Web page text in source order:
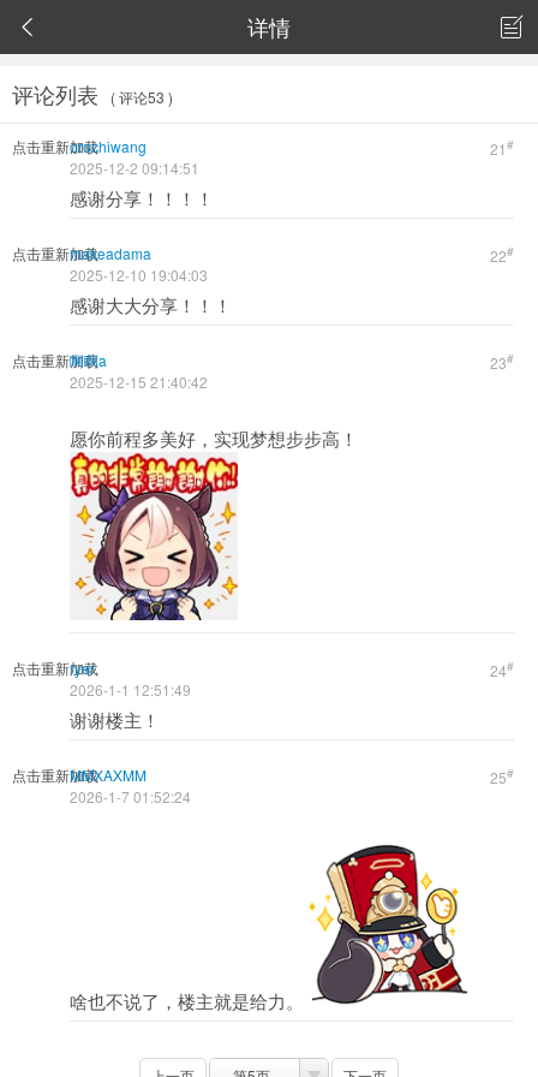
 详情 
评论列表 ( 评论53 )
点击重新加载 21 #
orochiwang
2025-12-2 09:14:51
感谢分享！！！！
点击重新加载 22#
makeadama
2025-12-10 19:04:03
感谢大大分享！！！
点击重新加载 23#
啊啊a
2025-12-15 21:40:42
愿你前程多美好，实现梦想步步高！
点击重新加载 24#
ryer
2026-1-1 12:51:49
谢谢楼主！
点击重新加载 25#
MMXAXMM
2026-1-7 01:52:24
啥也不说了，楼主就是给力。